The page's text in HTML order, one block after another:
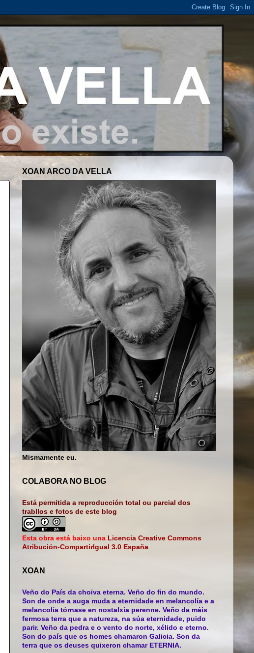
XOAN ARCO DA VELLA
Mismamente eu.
COLABORA NO BLOG
Está permitida a reproducción total ou parcial dos
trabllos e fotos de este blog
Esta obra está baixo una Licencia Creative Commons
Atribución-CompartirIgual 3.0 España
XOAN
Veño do País da choiva eterna. Veño do fin do mundo.
Son de onde a auga muda a eternidade en melancolía e a
melancolía tórnase en nostalxia perenne. Veño da máis
fermosa terra que a natureza, na súa eternidade, puido
parir. Veño da pedra e o vento do norte, xélido e eterno.
Son do país que os homes chamaron Galicia. Son da
terra que os deuses quixeron chamar ETERNIA.